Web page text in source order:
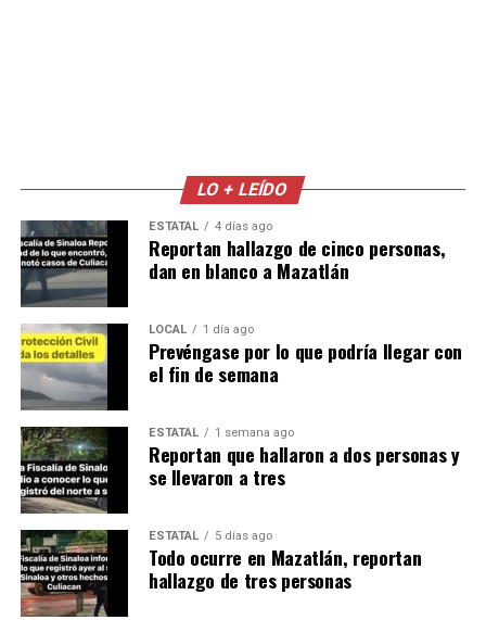
LO + LEÍDO
ESTATAL 4 días ago
Reportan hallazgo de cinco personas,
dan en blanco a Mazatlán
LOCAL 1 día ago
Prevéngase por lo que podría llegar con
el fin de semana
ESTATAL 1 semana ago
Reportan que hallaron a dos personas y
se llevaron a tres
ESTATAL 5 días ago
Todo ocurre en Mazatlán, reportan
hallazgo de tres personas